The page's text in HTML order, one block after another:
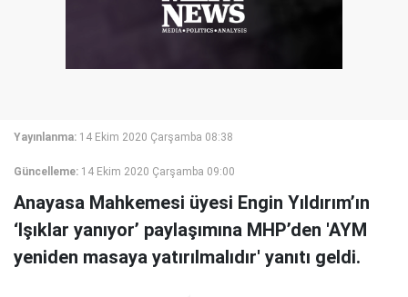
Yayınlanma: 14 Ekim 2020 Çarşamba 08:38
Güncelleme: 14 Ekim 2020 Çarşamba 09:00
Anayasa Mahkemesi üyesi Engin Yıldırım’ın
‘Işıklar yanıyor’ paylaşımına MHP’den 'AYM
yeniden masaya yatırılmalıdır' yanıtı geldi.